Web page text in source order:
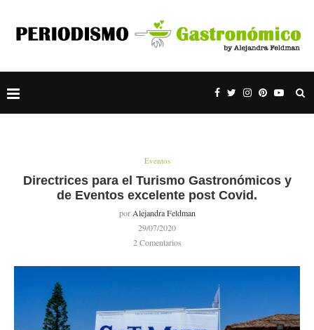
Eventos
Directrices para el Turismo Gastronómicos y
de Eventos excelente post Covid.
por Alejandra Feldman
29/07/2020
2 Comentarios